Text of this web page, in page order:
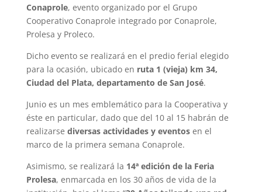
Conaprole, evento organizado por el Grupo
Cooperativo Conaprole integrado por Conaprole,
Prolesa y Proleco.
Dicho evento se realizará en el predio ferial elegido
para la ocasión, ubicado en ruta 1 (vieja) km 34,
Ciudad del Plata, departamento de San José.
Junio es un mes emblemático para la Cooperativa y
éste en particular, dado que del 10 al 15 habrán de
realizarse diversas actividades y eventosen el
marco de la primera semana Conaprole.
Asimismo, se realizará la 14ª edición de la Feria
Prolesa, enmarcada en los 30 años de vida de la